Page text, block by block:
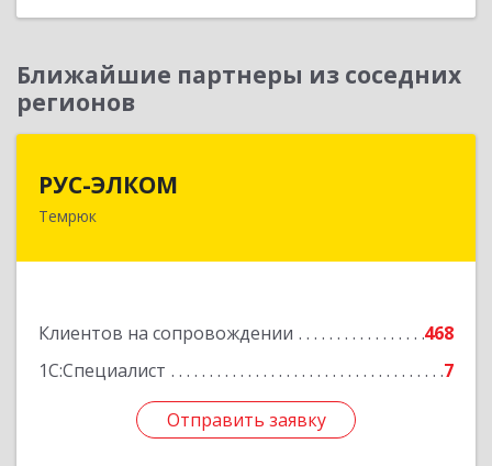
Ближайшие партнеры из соседних
регионов
РУС-ЭЛКОМ
Темрюк
Клиентов на сопровождении
468
1С:Специалист
7
Отправить заявку
353500, Краснодарский край, Темрюкский р-н,
Отправить заявку